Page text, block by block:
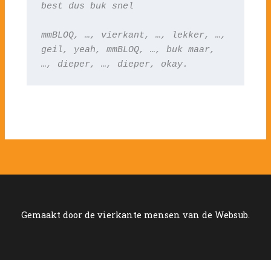
best dus buk snel
mmBLOQ, …, vierkant, …, lekker, …,
geil, yeah, mmBLOQ, …, buk maar,
…, dieper, …, dieper, okay.
Gemaakt door de vierkante mensen van de Websub.